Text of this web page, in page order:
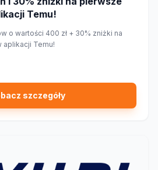
Temu!
o wartości 400 zł + 30% zniżki na
aplikacji Temu!
szczegóły